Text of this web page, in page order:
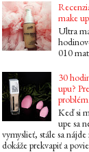
make up
Ultra
010
30
upu?
Keď si
upe sa
vymyslieť, stále sa
dokáže prekvapiť a